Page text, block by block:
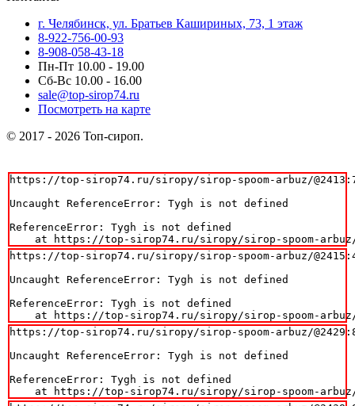
г. Челябинск, ул. Братьев Кашириных, 73, 1 этаж
8-922-756-00-93
8-908-058-43-18
Пн-Пт 10.00 - 19.00
Сб-Вс 10.00 - 16.00
sale@top-sirop74.ru
Посмотреть на карте
© 2017 - 2026 Топ-сироп.
https://top-sirop74.ru/siropy/sirop-spoom-arbuz/
Uncaught ReferenceError: Tygh is not defined
ReferenceError: Tygh is not defined
at https://top-sirop74.ru/siropy/sirop-spoom-
https://top-sirop74.ru/siropy/sirop-spoom-arbuz/
Uncaught ReferenceError: Tygh is not defined
ReferenceError: Tygh is not defined
at https://top-sirop74.ru/siropy/sirop-spoom-
https://top-sirop74.ru/siropy/sirop-spoom-arbuz/
Uncaught ReferenceError: Tygh is not defined
ReferenceError: Tygh is not defined
at https://top-sirop74.ru/siropy/sirop-spoom-